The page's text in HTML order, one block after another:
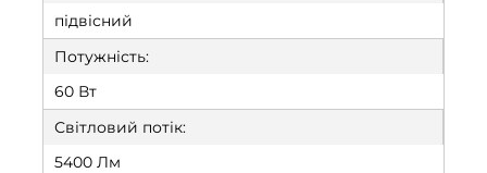
підвісний
Потужність:
60 Вт
Світловий потік:
5400 Лм